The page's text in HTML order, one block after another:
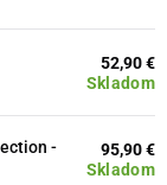
Skladom
52,90 €
-
Skladom
95,90 €